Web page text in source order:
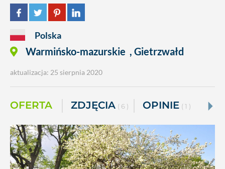
Polska
Warmińsko-mazurskie , Gietrzwałd
aktualizacja: 25 sierpnia 2020
OFERTA ZDJĘCIA ( 6 ) OPINIE ( 1 )